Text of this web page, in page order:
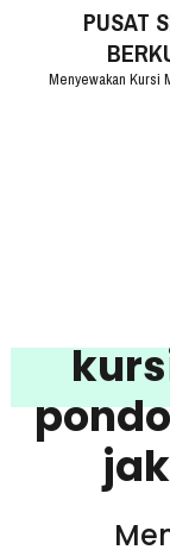
PUSAT
Menyewakan Kursi